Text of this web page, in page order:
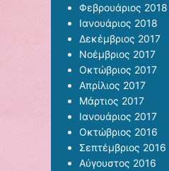
Φεβρουάριος 2018
Ιανουάριος 2018
Δεκέμβριος 2017
Νοέμβριος 2017
Οκτώβριος 2017
Απρίλιος 2017
Μάρτιος 2017
Ιανουάριος 2017
Οκτώβριος 2016
Σεπτέμβριος 2016
Αύγουστος 2016